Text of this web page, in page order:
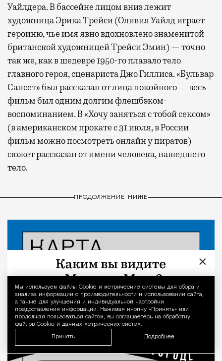
Уведомление
Мы используем файлы Сookie и метрические системы для сбора и
анализа информации о производительности и использовании сайта,
а также для улучшения и индивидуальной настройки
предоставления информации. Нажимая кнопку «Принять» или
продолжая пользоваться сайтом, вы соглашаетесь на обработку
файлов Cookie и данных метрических систем.
Принять Подробнее
Уайлдера. В бассейне лицом вниз лежит
художница Эрика Трейси (Оливия Уайлд играет
героиню, чье имя явно вдохновлено знаменитой
британской художницей Трейси Эмин) — точно
так же, как в шедевре 1950-го плавало тело
главного героя, сценариста Джо Гиллиса. «Бульвар
Сансет» был рассказан от лица покойного — весь
фильм был одним долгим флешбэком-
воспоминанием. В «Хочу заняться с тобой сексом»
(в американском прокате с 31 июля, в России
фильм можно посмотреть онлайн у пиратов)
сюжет рассказан от имени человека, нашедшего
тело.
ПРОДОЛЖЕНИЕ НИЖЕ
×